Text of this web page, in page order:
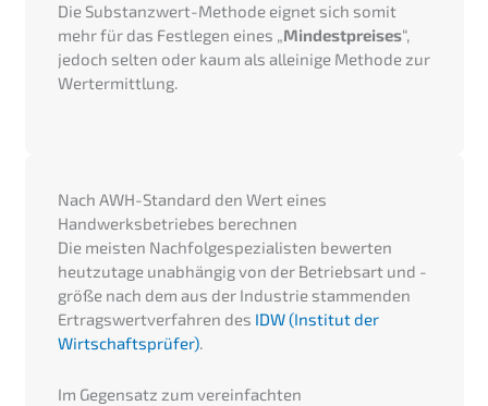
Die Substanzwert-Methode eignet sich somit
mehr für das Festlegen eines „Mindestpreises“,
jedoch selten oder kaum als alleinige Methode zur
Wertermittlung.
Nach AWH-Standard den Wert eines
Handwerksbetriebes berechnen
Die meisten Nachfolgespezialisten bewerten
heutzutage unabhängig von der Betriebsart und -
größe nach dem aus der Industrie stammenden
Ertragswertverfahren des IDW (Institut der
Wirtschaftsprüfer).
Im Gegensatz zum vereinfachten